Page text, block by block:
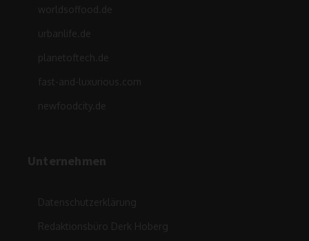
worldsoffood.de
urbanlife.de
planetoftech.de
fast-and-luxurious.com
newfoodcity.de
Unternehmen
Datenschutzerklärung
Redaktionsbüro Derk Hoberg